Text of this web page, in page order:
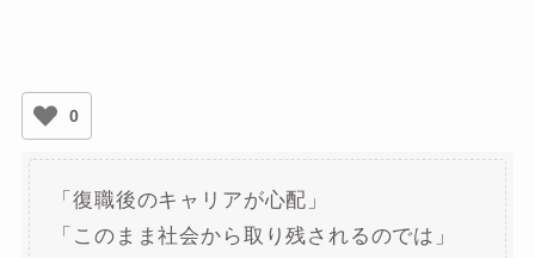
0
「復職後のキャリアが心配」
「このまま社会から取り残されるのでは」